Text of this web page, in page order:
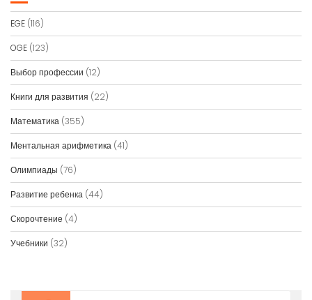
EGE (116)
OGE (123)
Выбор профессии (12)
Книги для развития (22)
Математика (355)
Ментальная арифметика (41)
Олимпиады (76)
Развитие ребенка (44)
Скорочтение (4)
Учебники (32)